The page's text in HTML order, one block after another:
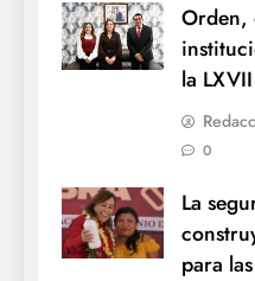
Orden,
la
0
La
para